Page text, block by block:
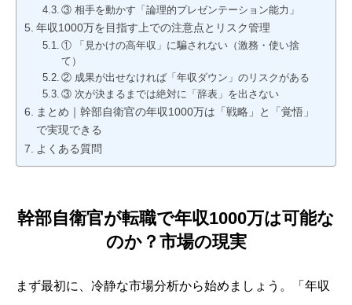
③ 相手を動かす「論理的プレゼンテーション能力」
年収1000万を目指す上での注意点とリスク管理
① 「見かけの高年収」に騙されない（激務・使い捨
て）
② 成果が出せなければ「年収ダウン」のリスクがある
③ 次が決まるまでは絶対に「辞表」を出さない
まとめ｜幹部自衛官の年収1000万は「戦略」と「覚悟」
で実現できる
よくある質問
幹部自衛官が転職で年収1000万は可能な
のか？市場の現実
まず最初に、冷静な市場分析から始めましょう。「年収